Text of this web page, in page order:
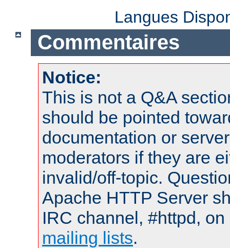
Langues
Commentaires
Notice:
This is not a Q&A
should be pointed
documentation or
moderators if they are
invalid/off-topic.
Apache HTTP Server
IRC channel, #httpd,
mailing lists.